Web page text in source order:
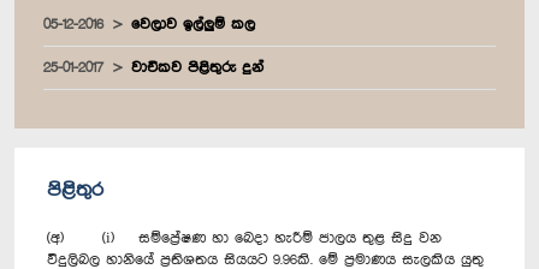
05-12-2016 වෙලාව ඉල්ලුම් කල
25-01-2017 වාචිකව පිළිතුරු දුන්
පිළිතුර
(අ) (i) සම්ප්‍රේෂණ හා බෙදා හැරීම් ජාලය තුළ සිදු වන
‍විදුලිබල හානියේ ප්‍රතිශතය සියයට 9.96කි. මේ ප්‍රමාණය සැලකිය යුතු